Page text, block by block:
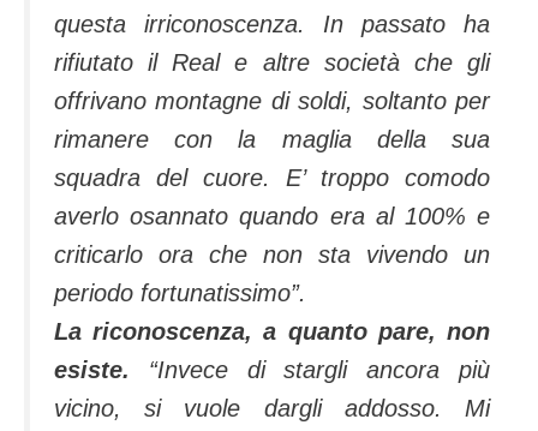
questa irriconoscenza. In passato ha
rifiutato il Real e altre società che gli
offrivano montagne di soldi, soltanto per
rimanere con la maglia della sua
squadra del cuore. E’ troppo comodo
averlo osannato quando era al 100% e
criticarlo ora che non sta vivendo un
periodo fortunatissimo”.
La riconoscenza, a quanto pare, non
esiste. “Invece di stargli ancora più
vicino, si vuole dargli addosso. Mi